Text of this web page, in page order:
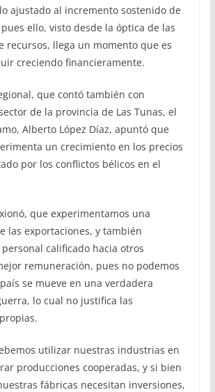
ajustado al incremento sostenido de
ello, visto desde la óptica de las
recursos, llega un momento que es
creciendo financieramente.
que contó también con
de la provincia de Las Tunas, el
Alberto López Díaz, apuntó que
un crecimiento en los precios
por los conflictos bélicos en el
que experimentamos una
las exportaciones, y también
calificado hacia otros
remuneración, pues no podemos
se mueve en una verdadera
lo cual no justifica las
utilizar nuestras industrias en
producciones cooperadas, y si bien
fábricas necesitan inversiones,